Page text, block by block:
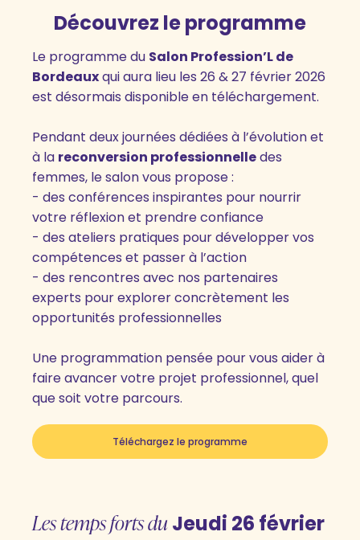
Découvrez le programme
Le programme du Salon Profession’L de
Bordeauxqui aura lieu les 26 & 27 février 2026
est désormais disponible en téléchargement.
Pendant deux journées dédiées à l’évolution et
à la reconversion professionnelledes
femmes, le salon vous propose :
- des conférences inspirantes pour nourrir
votre réflexion et prendre confiance
- des ateliers pratiques pour développer vos
compétences et passer à l’action
- des rencontres avec nos partenaires
experts pour explorer concrètement les
opportunités professionnelles
Une programmation pensée pour vous aider à
faire avancer votre projet professionnel, quel
que soit votre parcours.
Téléchargez le programme
Les temps forts duJeudi 26 février